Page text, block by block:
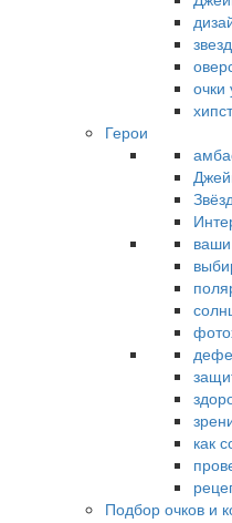
очки
Герои
как
Подбор очков и